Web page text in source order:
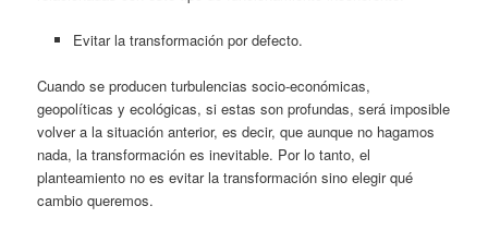
Evitar la transformación por defecto.
Cuando se producen turbulencias socio-económicas,
geopolíticas y ecológicas, si estas son profundas, será imposible
volver a la situación anterior, es decir, que aunque no hagamos
nada, la transformación es inevitable. Por lo tanto, el
planteamiento no es evitar la transformación sino elegir qué
cambio queremos.